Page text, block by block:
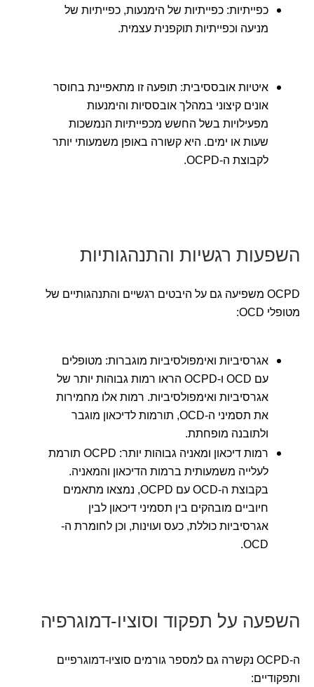
כפייתיות: כפייתיות של הימנעות, כפייתיות של
מניעה וכפייתיות תוקפנית עצמית.
איטיות אובססיבית: תופעה זו מתאפיינת בחוסר
אונים קיצוני במהלך אובססיות והימנעות
מפעילויות בשל החשש מכפייתיות הנמשכות
שעות או ימים. היא קשורה באופן משמעותי יותר
לקבוצת ה-OCPD.
השפעות רגשיות והתנהגותיות
OCPD משפיעה גם על היבטים רגשיים והתנהגותיים של
מטופלי OCD:
אגרסיביות ואימפולסיביות מוגברות: מטופלים
עם OCD ו-OCPD הראו רמות גבוהות יותר של
אגרסיביות ואימפולסיביות. רמות אלו מחמירות
את תסמיני ה-OCD, תורמות לדיכאון מוגבר
ולתובנה מופחתת.
רמות דיכאון ומאניה גבוהות יותר: OCPD תורמת
לעלייה משמעותית ברמות הדיכאון והמאניה.
בקבוצת ה-OCD עם OCPD, נמצאו מתאמים
חיוביים מובהקים בין תסמיני דיכאון לבין
אגרסיביות כוללת, כעס ועוינות, וכן לחומרת ה-
OCD.
השפעה על תפקוד וסוציו-דמוגרפיה
ה-OCPD נקשרה גם למספר גורמים סוציו-דמוגרפיים
ותפקודיים: